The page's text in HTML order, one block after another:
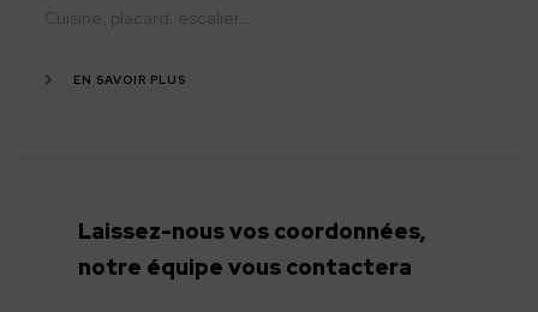
Cuisine, placard, escalier…
EN SAVOIR PLUS
Laissez-nous vos coordonnées,
notre équipe vous contactera